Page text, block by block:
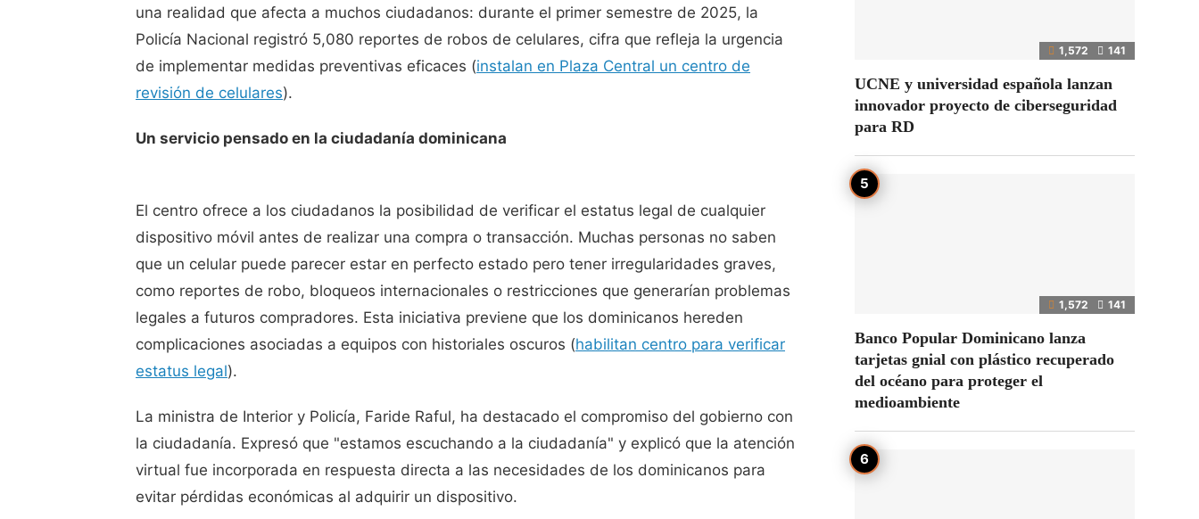
una realidad que afecta a muchos ciudadanos: durante el primer semestre de 2025, la
Policía Nacional registró 5,080 reportes de robos de celulares, cifra que refleja la urgencia
de implementar medidas preventivas eficaces (instalan en Plaza Central un centro de
revisión de celulares).
Un servicio pensado en la ciudadanía dominicana
El centro ofrece a los ciudadanos la posibilidad de verificar el estatus legal de cualquier
dispositivo móvil antes de realizar una compra o transacción. Muchas personas no saben
que un celular puede parecer estar en perfecto estado pero tener irregularidades graves,
como reportes de robo, bloqueos internacionales o restricciones que generarían problemas
legales a futuros compradores. Esta iniciativa previene que los dominicanos hereden
complicaciones asociadas a equipos con historiales oscuros (habilitan centro para verificar
estatus legal).
La ministra de Interior y Policía, Faride Raful, ha destacado el compromiso del gobierno con
la ciudadanía. Expresó que "estamos escuchando a la ciudadanía" y explicó que la atención
virtual fue incorporada en respuesta directa a las necesidades de los dominicanos para
evitar pérdidas económicas al adquirir un dispositivo.
1,572 141
UCNE y universidad española lanzan
innovador proyecto de ciberseguridad
para RD
1,572 141
Banco Popular Dominicano lanza
tarjetas gnial con plástico recuperado
del océano para proteger el
medioambiente